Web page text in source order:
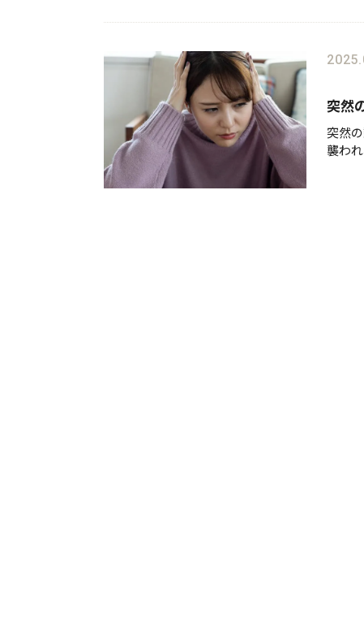
突然
突然
襲わ
りま
不安